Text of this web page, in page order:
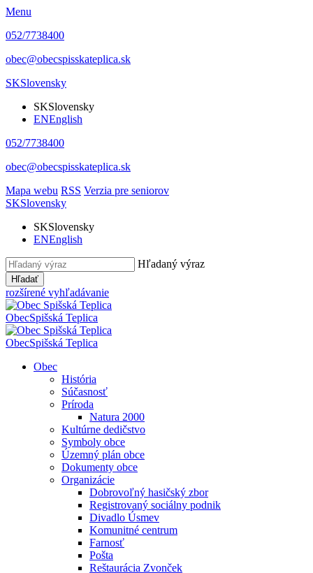
Menu
052/7738400
obec@obecspisskateplica.sk
SKSlovensky
SKSlovensky
ENEnglish
052/7738400
obec@obecspisskateplica.sk
Mapa webu RSS Verzia pre seniorov
SKSlovensky
SKSlovensky
ENEnglish
Hľadaný výraz
Hľadať
rozšírené vyhľadávanie
ObecSpišská Teplica
ObecSpišská Teplica
Obec
História
Súčasnosť
Príroda
Natura 2000
Kultúrne dedičstvo
Symboly obce
Územný plán obce
Dokumenty obce
Organizácie
Dobrovoľný hasičský zbor
Registrovaný sociálny podnik
Divadlo Úsmev
Komunitné centrum
Farnosť
Pošta
Reštaurácia Zvonček